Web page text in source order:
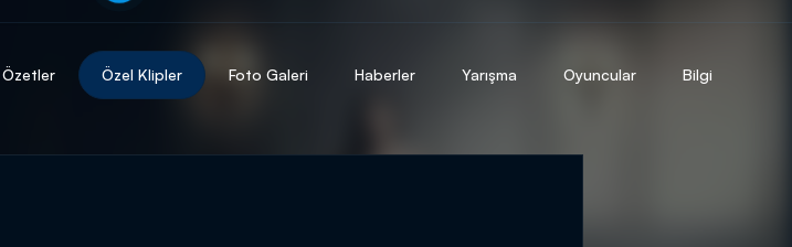
Özetler Özel Klipler Foto Galeri Haberler Yarışma Oyuncular Bilgi